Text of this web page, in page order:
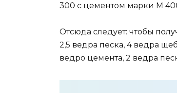
300 с цементом марки М
Отсюда следует: чтобы
2,5 ведра песка, 4 ведра
ведро цемента, 2 ведра